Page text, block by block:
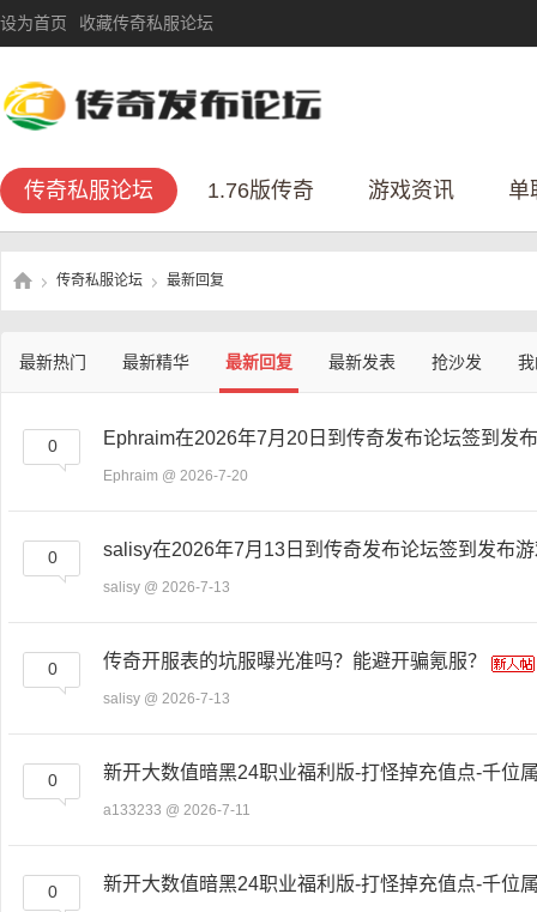
设为首页 收藏传奇私服论坛
传奇私服论坛 1.76版传奇 游戏资讯 单
奇
传奇私服论坛 最新回复
最新热门 最新精华 最新回复 最新发表 抢沙发
0 Ephraim在2026年7月20日到传奇发布论坛签到发
Ephraim @ 2026-7-20
0 salisy在2026年7月13日到传奇发布论坛签到发布
salisy @ 2026-7-13
0 传奇开服表的坑服曝光准吗？能避开骗氪服？
salisy @ 2026-7-13
0 新开大数值暗黑24职业福利版-打怪掉充值点-千位
a133233 @ 2026-7-11
0 新开大数值暗黑24职业福利版-打怪掉充值点-千位